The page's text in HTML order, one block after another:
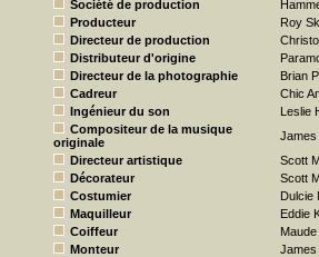
Société de production
Producteur
Roy
Directeur de production
Distributeur d'origine
Directeur de la photographie
Brian
Cadreur
Chic
Ingénieur du son
Leslie
Compositeur de la musique
originale
James
Directeur artistique
Scott
Décorateur
Scott
Costumier
Dulcie
Maquilleur
Eddie
Coiffeur
Monteur
James